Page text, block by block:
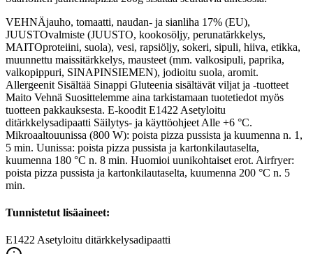
VEHNÄjauho, tomaatti, naudan- ja sianliha 17% (EU),
JUUSTOvalmiste (JUUSTO, kookosöljy, perunatärkkelys,
MAITOproteiini, suola), vesi, rapsiöljy, sokeri, sipuli, hiiva, etikka,
muunnettu maissitärkkelys, mausteet (mm. valkosipuli, paprika,
valkopippuri, SINAPINSIEMEN), jodioitu suola, aromit.
Allergeenit Sisältää Sinappi Gluteenia sisältävät viljat ja -tuotteet
Maito Vehnä Suosittelemme aina tarkistamaan tuotetiedot myös
tuotteen pakkauksesta. E-koodit E1422 Asetyloitu
ditärkkelysadipaatti Säilytys- ja käyttöohjeet Alle +6 °C.
Mikroaaltouunissa (800 W): poista pizza pussista ja kuumenna n. 1,
5 min. Uunissa: poista pizza pussista ja kartonkilautaselta,
kuumenna 180 °C n. 8 min. Huomioi uunikohtaiset erot. Airfryer:
poista pizza pussista ja kartonkilautaselta, kuumenna 200 °C n. 5
min.
Tunnistetut lisäaineet:
E1422 Asetyloitu ditärkkelysadipaatti